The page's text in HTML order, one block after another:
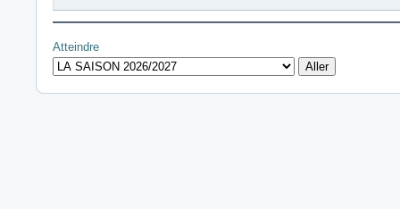
Atteindre